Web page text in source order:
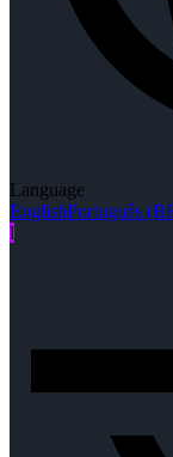
Language
EnglishPortuguês
l